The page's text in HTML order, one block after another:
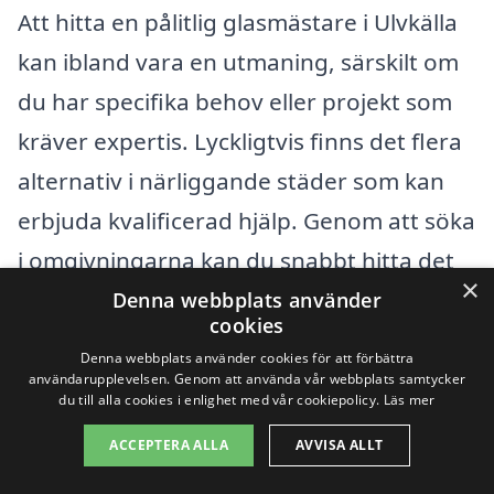
Att hitta en pålitlig glasmästare i Ulvkälla
kan ibland vara en utmaning, särskilt om
du har specifika behov eller projekt som
kräver expertis. Lyckligtvis finns det flera
alternativ i närliggande städer som kan
erbjuda kvalificerad hjälp. Genom att söka
i omgivningarna kan du snabbt hitta det
stöd du behöver.
Några av de städer som ligger nära
Ulvkälla och där du kan hitta
professionella glasmästare inkluderar:
×
Denna webbplats använder
cookies
Denna webbplats använder cookies för att förbättra
användarupplevelsen. Genom att använda vår webbplats samtycker
du till alla cookies i enlighet med vår cookiepolicy. Läs mer
ACCEPTERA ALLA AVVISA ALLT